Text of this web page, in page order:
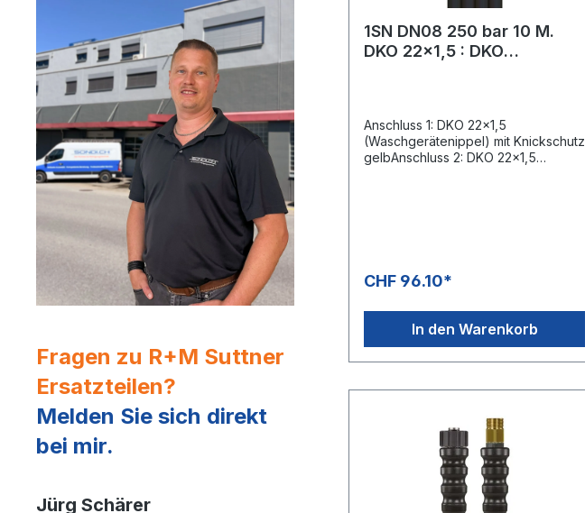
Fragen zu R+M Suttner
Ersatzteilen?
Melden Sie sich direkt
bei mir.
Jürg Schärer
1SN DN08 250 bar 10 M.
DKO 22x1,5 : DKO
Anschluss 1: DKO 22x1,5
(Waschgerätenippel) mit Knickschutz
gelbAnschluss 2: DKO 22x1,5
CHF 96.10*
In den Warenkorb